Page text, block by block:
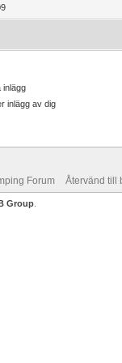
inlägg
inlägg av dig
Forum Återvänd till
Group.